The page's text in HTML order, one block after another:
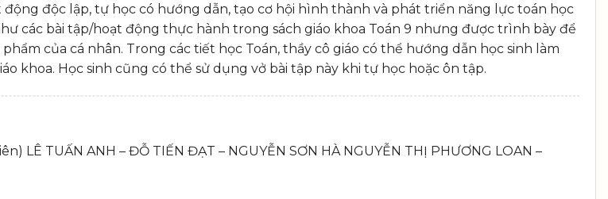
độc lập, tự học có hướng dẫn, tạo cơ hội hình thành và phát triển năng lực toán học
các bài tập/hoạt động thực hành trong sách giáo khoa Toán 9 nhưng được trình bày để
của cá nhân. Trong các tiết học Toán, thầy cô giáo có thể hướng dẫn học sinh làm
khoa. Học sinh cũng có thể sử dụng vở bài tập này khi tự học hoặc ôn tập.
LÊ TUẤN ANH – ĐỖ TIẾN ĐẠT – NGUYỄN SƠN HÀ NGUYỄN THỊ PHƯƠNG LOAN –